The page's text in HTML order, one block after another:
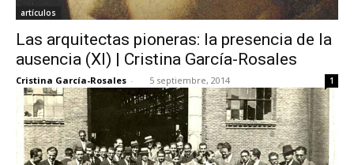
artículos
Las arquitectas pioneras: la presencia de la
ausencia (XI) | Cristina García-Rosales
Cristina García-Rosales - 5 septiembre, 2014 1